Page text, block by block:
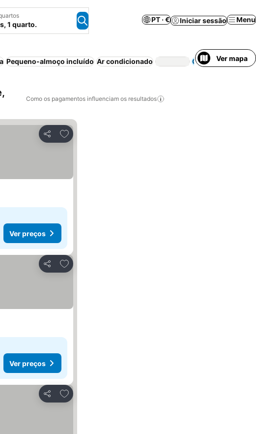
1 quarto.
PT · € Iniciar sessão Menu
Pequeno-almoço incluído Ar condicionado Casa/ Ver mapa
Como os pagamentos influenciam os resultados
Partilhar
Adicionar aos favoritos
Ver preços
Partilhar
Adicionar aos favoritos
Ver preços
Partilhar
Adicionar aos favoritos